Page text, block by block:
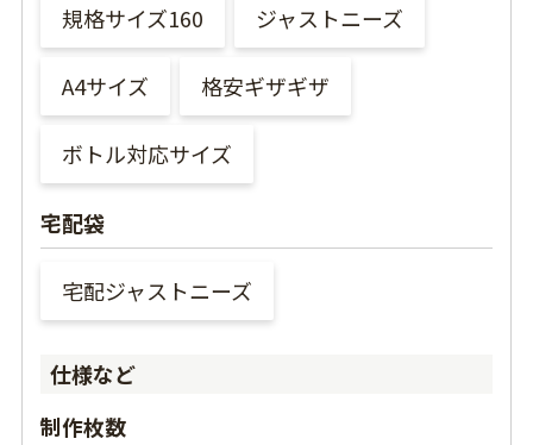
規格サイズ160 ジャストニーズ
A4サイズ 格安ギザギザ
ボトル対応サイズ
宅配袋
宅配ジャストニーズ
仕様など
制作枚数